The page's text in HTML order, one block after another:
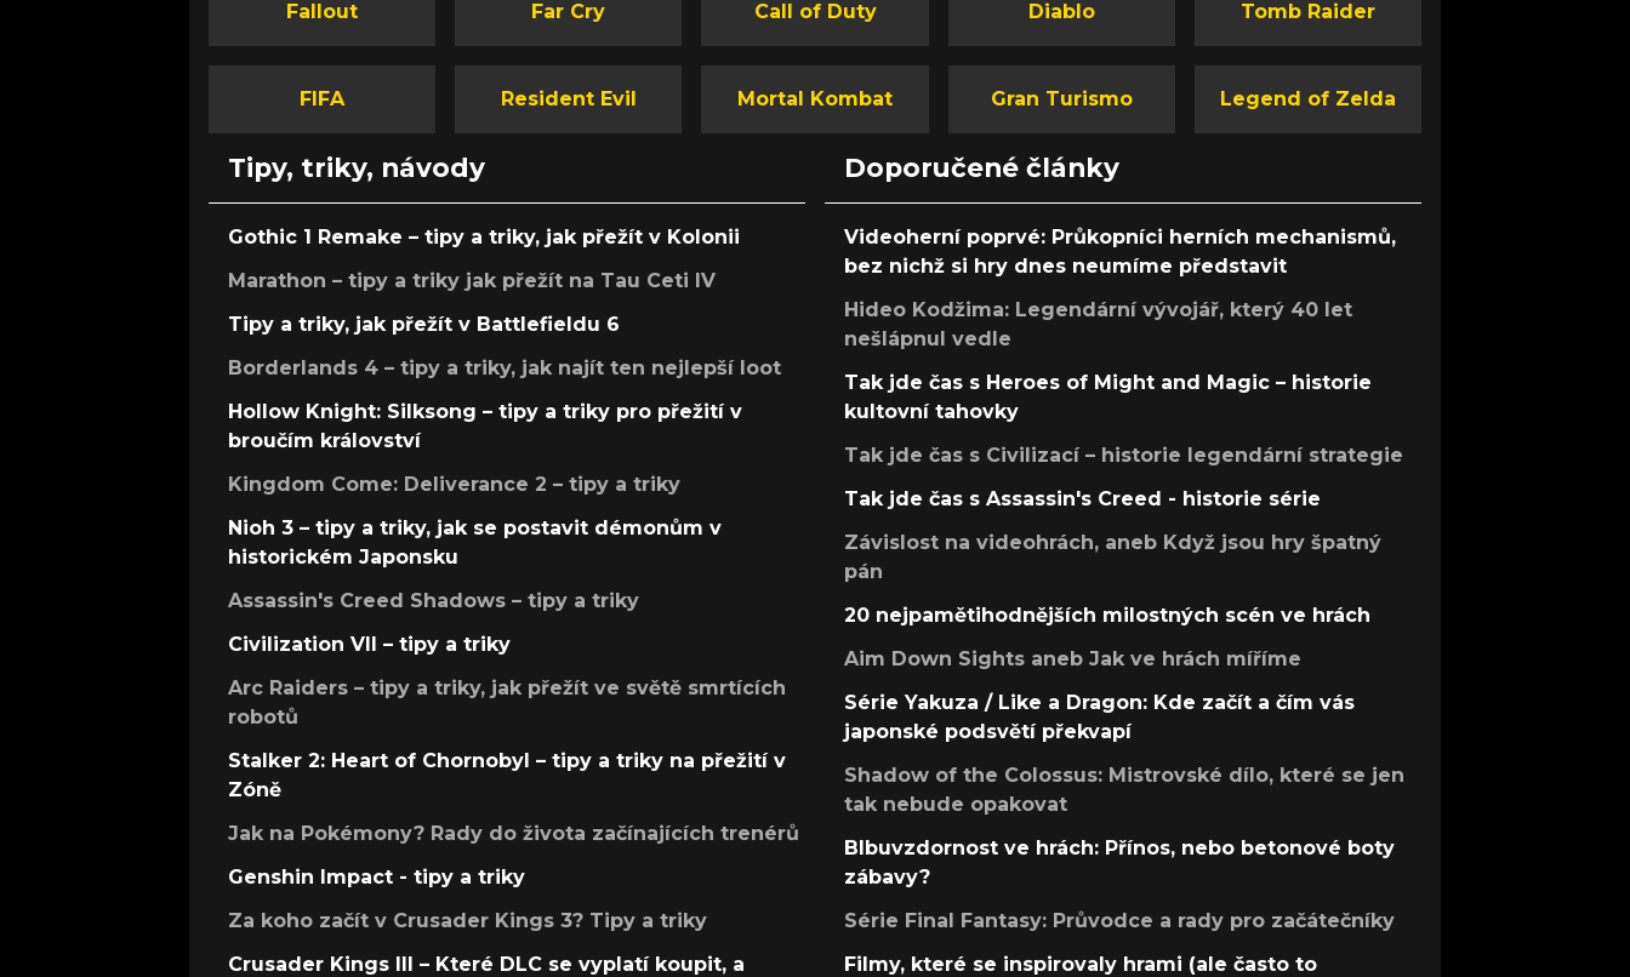
Fallout Far Cry Call of Duty Diablo Tomb Raider
FIFA Resident Evil Mortal Kombat Gran Turismo Legend of Zelda
Tipy, triky, návody
Gothic 1 Remake – tipy a triky, jak přežít v Kolonii
Marathon – tipy a triky jak přežít na Tau Ceti IV
Tipy a triky, jak přežít v Battlefieldu 6
Borderlands 4 – tipy a triky, jak najít ten nejlepší loot
Hollow Knight: Silksong – tipy a triky pro přežití v
broučím království
Kingdom Come: Deliverance 2 – tipy a triky
Nioh 3 – tipy a triky, jak se postavit démonům v
historickém Japonsku
Assassin's Creed Shadows – tipy a triky
Civilization VII – tipy a triky
Arc Raiders – tipy a triky, jak přežít ve světě smrtících
robotů
Stalker 2: Heart of Chornobyl – tipy a triky na přežití v
Zóně
Jak na Pokémony? Rady do života začínajících trenérů
Genshin Impact - tipy a triky
Za koho začít v Crusader Kings 3? Tipy a triky
Crusader Kings III – Které DLC se vyplatí koupit, a
Doporučené články
Videoherní poprvé: Průkopníci herních mechanismů,
bez nichž si hry dnes neumíme představit
Hideo Kodžima: Legendární vývojář, který 40 let
nešlápnul vedle
Tak jde čas s Heroes of Might and Magic – historie
kultovní tahovky
Tak jde čas s Civilizací – historie legendární strategie
Tak jde čas s Assassin's Creed - historie série
Závislost na videohrách, aneb Když jsou hry špatný
pán
20 nejpamětihodnějších milostných scén ve hrách
Aim Down Sights aneb Jak ve hrách míříme
Série Yakuza / Like a Dragon: Kde začít a čím vás
japonské podsvětí překvapí
Shadow of the Colossus: Mistrovské dílo, které se jen
tak nebude opakovat
Blbuvzdornost ve hrách: Přínos, nebo betonové boty
zábavy?
Série Final Fantasy: Průvodce a rady pro začátečníky
Filmy, které se inspirovaly hrami (ale často to